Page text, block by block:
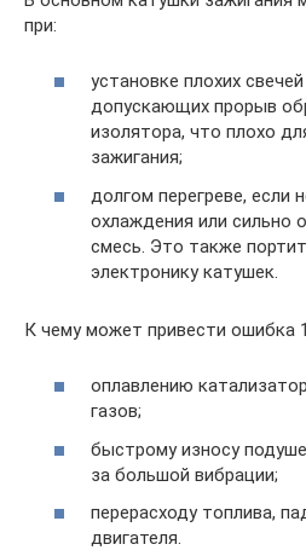
при:
установке плохих
допускающих прорыв
изолятора, что плохо
зажигания;
долгом перегреве, если
охлаждения или сильно
смесь. Это также
электронику катушек.
К чему может привести ошибка
оплавлению
газов;
быстрому износу
за большой вибрации;
перерасходу топлива,
двигателя.